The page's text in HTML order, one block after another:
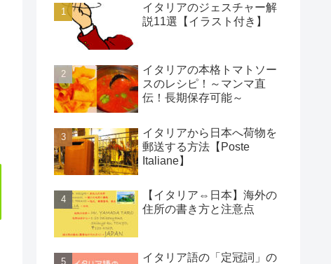
イタリアのジェスチャー解
説11選【イラスト付き】
イタリアの本格トマトソー
スのレシピ！～マンマ直
伝！長期保存可能～
イタリアから日本へ荷物を
郵送する方法【Poste
Italiane】
【イタリア⇔日本】海外の
住所の書き方と注意点
イタリア語の「定冠詞」の